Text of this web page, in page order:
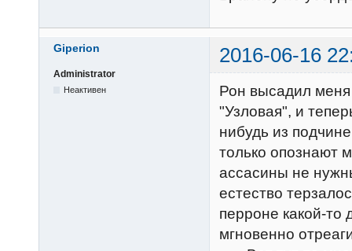
Giperion 2016-06-16
Administrator
Неактивен
Рон высадил
"Узловая", и
нибудь из
только опознают
ассасины не
естество
перроне какой-то
мгновенно